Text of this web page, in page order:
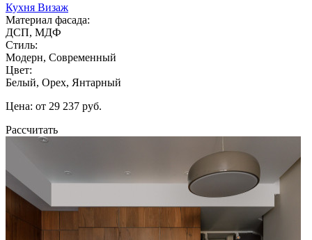
Кухня Визаж
Материал фасада:
ДСП, МДФ
Стиль:
Модерн, Современный
Цвет:
Белый, Орех, Янтарный
Цена: от 29 237 руб.
Рассчитать